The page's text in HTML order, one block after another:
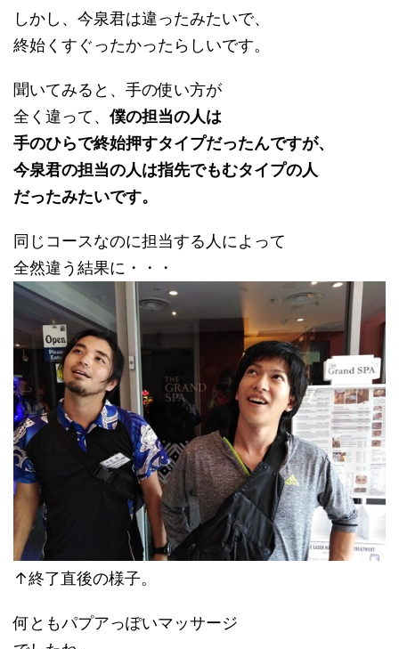
しかし、今泉君は違ったみたいで、
終始くすぐったかったらしいです。
聞いてみると、手の使い方が
全く違って、 僕の担当の人は
手のひらで終始押すタイプだったんですが、
今泉君の担当の人は指先でもむタイプの人
だったみたいです。
同じコースなのに担当する人によって
全然違う結果に・・・
↑終了直後の様子。
何ともパプアっぽいマッサージ